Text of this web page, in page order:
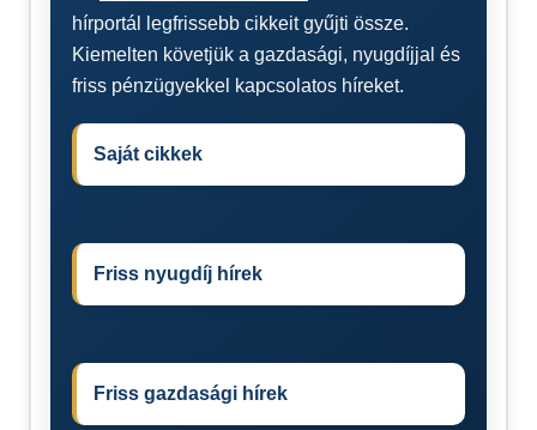
hírportál legfrissebb cikkeit gyűjti össze.
Kiemelten követjük a gazdasági, nyugdíjjal és
friss pénzügyekkel kapcsolatos híreket.
Saját cikkek
Friss nyugdíj hírek
Friss gazdasági hírek